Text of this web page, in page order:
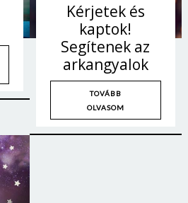
Kérjetek és
kaptok!
Segítenek az
arkangyalok
TOVÁBB
OLVASOM